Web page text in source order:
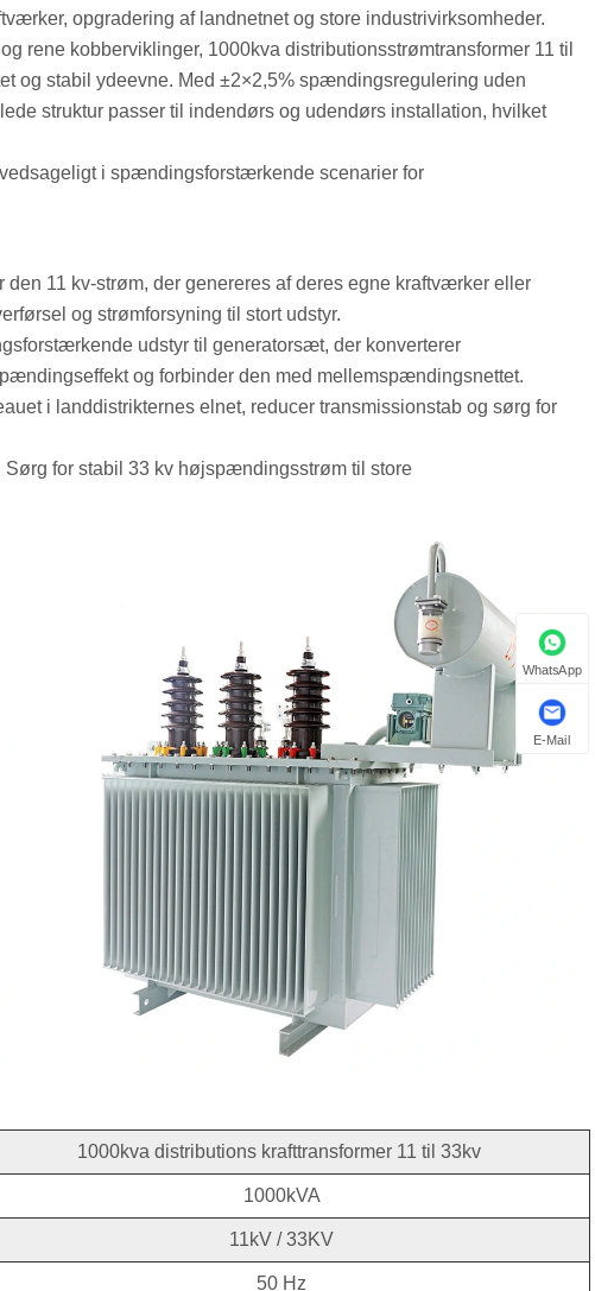
opgradering af landnetnet og store industrivirksomheder.
rene kobberviklinger, 1000kva distributionsstrømtransformer 11 til
og stabil ydeevne. Med ±2×2,5% spændingsregulering uden
struktur passer til indendørs og udendørs installation, hvilket
i spændingsforstærkende scenarier for
11 kv-strøm, der genereres af deres egne kraftværker eller
og strømforsyning til stort udstyr.
udstyr til generatorsæt, der konverterer
og forbinder den med mellemspændingsnettet.
i landdistrikternes elnet, reducer transmissionstab og sørg for
for stabil 33 kv højspændingsstrøm til store
1000kva distributions krafttransformer 11 til 33kv
1000kVA
11kV / 33KV
50 Hz
WhatsApp
E-Mail